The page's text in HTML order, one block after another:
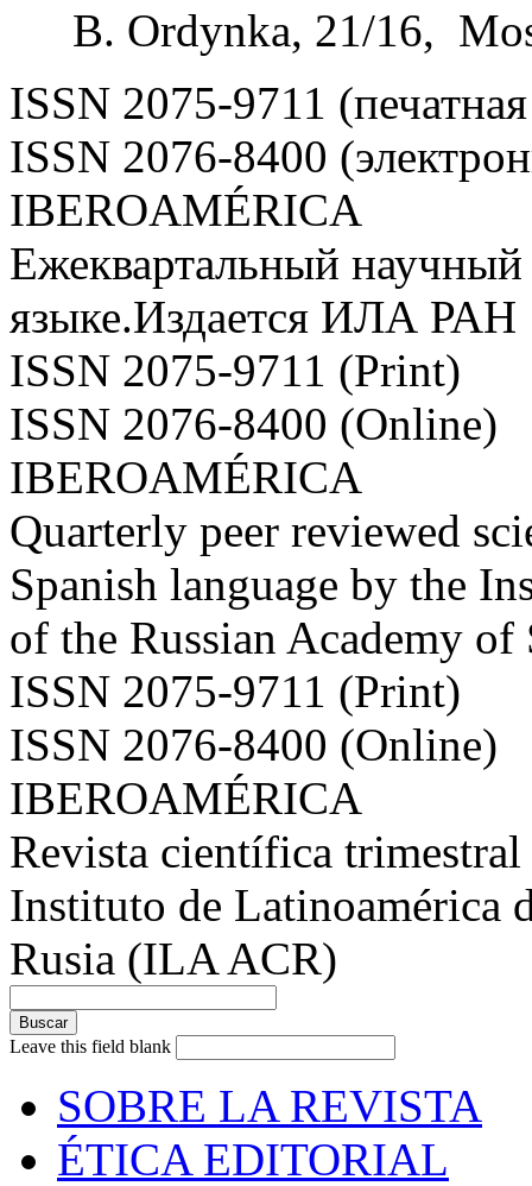
B. Ordynka, 21/16,
ISSN 2075-9711
ISSN 2076-8400
IBEROAMÉRICA
Ежеквартальный
языке.Издается ИЛА РАН
ISSN 2075-9711 (Print)
ISSN 2076-8400 (Online)
IBEROAMÉRICA
Quarterly peer reviewed
Spanish language by the
of the Russian Academy
ISSN 2075-9711 (Print)
ISSN 2076-8400 (Online)
IBEROAMÉRICA
Revista científica
Instituto de Latinoamérica
Rusia (ILA ACR)
Leave this field blank
SOBRE LA REVISTA
ÉTICA EDITORIAL